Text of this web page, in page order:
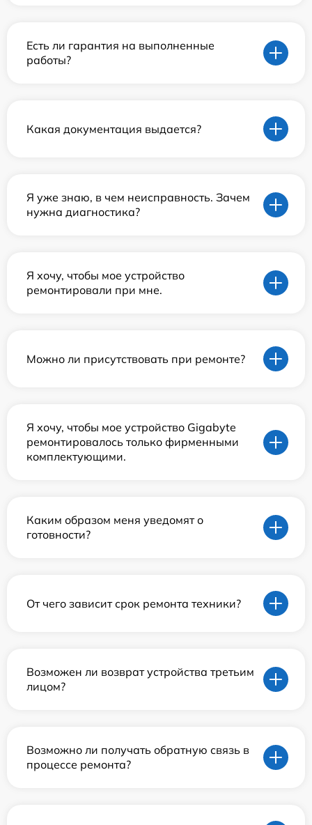
Есть ли гарантия на выполненные
работы?
Какая документация выдается?
Я уже знаю, в чем неисправность. Зачем
нужна диагностика?
Я хочу, чтобы мое устройство
ремонтировали при мне.
Можно ли присутствовать при ремонте?
Я хочу, чтобы мое устройство Gigabyte
ремонтировалось только фирменными
комплектующими.
Каким образом меня уведомят о
готовности?
От чего зависит срок ремонта техники?
Возможен ли возврат устройства третьим
лицом?
Возможно ли получать обратную связь в
процессе ремонта?